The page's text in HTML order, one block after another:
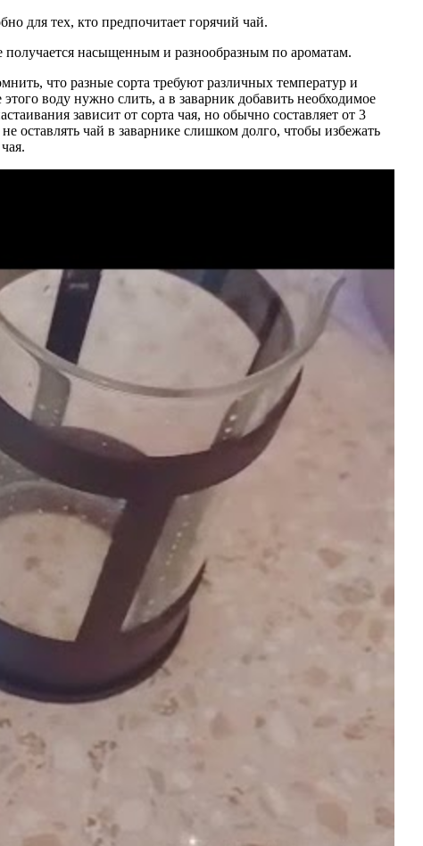
для тех, кто предпочитает горячий чай.
получается насыщенным и разнообразным по ароматам.
что разные сорта требуют различных температур и
воду нужно слить, а в заварник добавить необходимое
зависит от сорта чая, но обычно составляет от 3
оставлять чай в заварнике слишком долго, чтобы избежать